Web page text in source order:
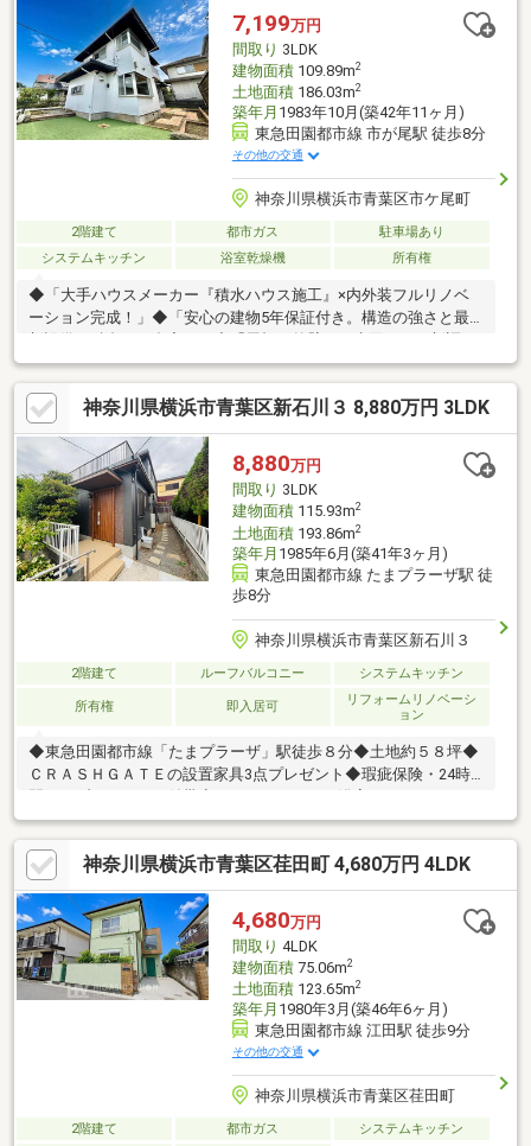
7,199万円
間取り 3LDK
建物面積109.89m2
土地面積186.03m2
築年月 1983年10月(築42年11ヶ月)
東急田園都市線 市が尾駅 徒歩8分
その他の交通
神奈川県横浜市青葉区市ケ尾町
2階建て 都市ガス
駐車場あり
システムキッチン
浴室乾燥機 所有権
◆「大手ハウスメーカー『積水ハウス施工』×内外装フルリノベ
ーション完成！」◆「安心の建物5年保証付き。構造の強さと最
まるで新築のような安心感をこの価格で。」◆「『市が尾』駅徒
歩8分。敷地56坪超・庭付きで叶えるゆとりの青葉区ライフ。」
◆「小学校徒歩7分・中学校徒歩5分！子育て家族に嬉しい緑豊か
な住環境。」◆「主寝室はゆとりの10.1帖。全居室6帖以上＋WIC
で広々暮らす3LDK。」◆「20.4帖の大空間LDKに家族が集う。
『つどういえ』で育む心地よい時間。」お問い合わせは【0120-
70-6012】まで。
神奈川県横浜市青葉区新石川３ 8,880万円 3LDK
8,880万円
間取り 3LDK
建物面積115.93m2
土地面積193.86m2
築年月 1985年6月(築41年3ヶ月)
東急田園都市線 たまプラーザ駅 徒
歩8分
神奈川県横浜市青葉区新石川３
2階建て ルーフバルコニー システムキッチン
所有権 即入居可
リフォームリノベーシ
ョン
◆東急田園都市線「たまプラーザ」駅徒歩８分◆土地約５８坪◆
ＣＲＡＳＨＧＡＴＥの設置家具3点プレゼント◆瑕疵保険・24時
済みキッズスペースのご用意がありますので、お子様連れのお客
様も安心してご来店いただけます！センター北駅直結！現地まで
送迎いたします。お車でご来場の際はショッピングタウンあいた
いのコインパーキングに駐車いただき弊店で清算いたします。
神奈川県横浜市青葉区荏田町 4,680万円 4LDK
4,680万円
間取り 4LDK
建物面積75.06m2
土地面積123.65m2
築年月 1980年3月(築46年6ヶ月)
東急田園都市線 江田駅 徒歩9分
その他の交通
神奈川県横浜市青葉区荏田町
2階建て 都市ガス システムキッチン